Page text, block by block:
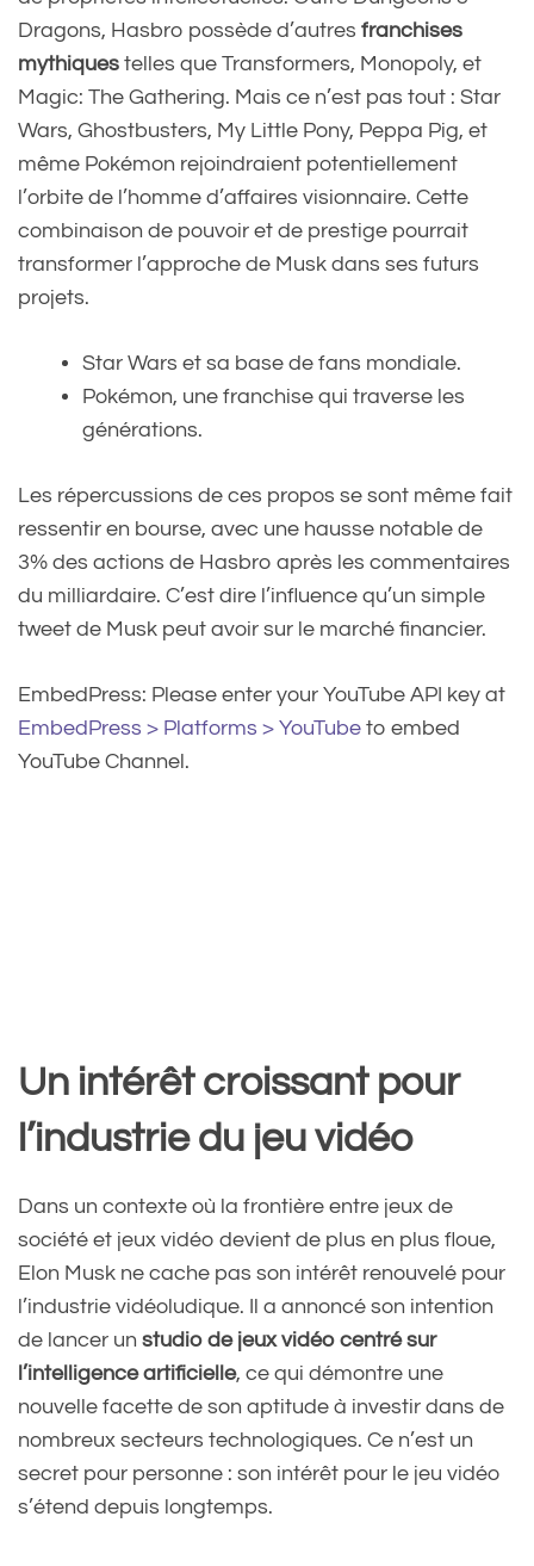
Dragons, Hasbro possède d’autres franchises
mythiques telles que Transformers, Monopoly, et
Magic: The Gathering. Mais ce n’est pas tout : Star
Wars, Ghostbusters, My Little Pony, Peppa Pig, et
même Pokémon rejoindraient potentiellement
l’orbite de l’homme d’affaires visionnaire. Cette
combinaison de pouvoir et de prestige pourrait
transformer l’approche de Musk dans ses futurs
projets.
Star Wars et sa base de fans mondiale.
Pokémon, une franchise qui traverse les
générations.
Les répercussions de ces propos se sont même fait
ressentir en bourse, avec une hausse notable de
3% des actions de Hasbro après les commentaires
du milliardaire. C’est dire l’influence qu’un simple
tweet de Musk peut avoir sur le marché financier.
EmbedPress: Please enter your YouTube API key at
EmbedPress > Platforms > YouTube to embed
YouTube Channel.
Un intérêt croissant pour
l’industrie du jeu vidéo
Dans un contexte où la frontière entre jeux de
société et jeux vidéo devient de plus en plus floue,
Elon Musk ne cache pas son intérêt renouvelé pour
l’industrie vidéoludique. Il a annoncé son intention
de lancer un studio de jeux vidéo centré sur
l’intelligence artificielle, ce qui démontre une
nouvelle facette de son aptitude à investir dans de
nombreux secteurs technologiques. Ce n’est un
secret pour personne : son intérêt pour le jeu vidéo
s’étend depuis longtemps.